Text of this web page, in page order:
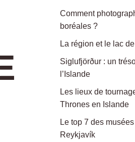
Comment
boréales ?
La région et le lac
Siglufjörður : un
l’Islande
Les lieux de
Thrones en Islande
Le top 7 des
Reykjavík